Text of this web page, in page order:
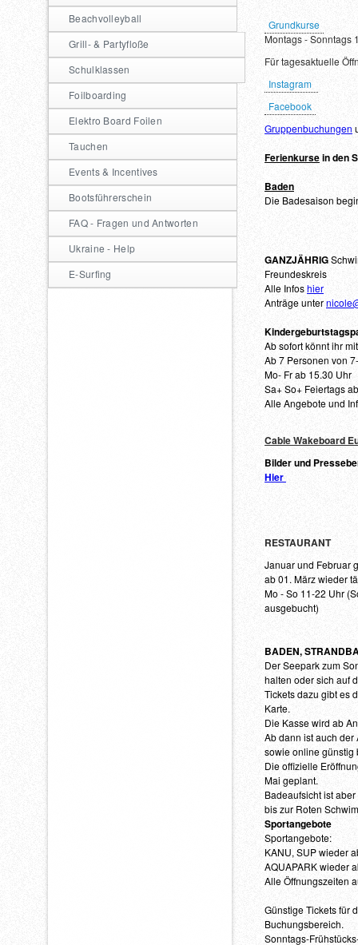
Beachvolleyball
Grill- & Partyfloße
Schulklassen
Foilboarding
Elektro Board Foilen
Tauchen
Events & Incentives
Bootsführerschein
FAQ - Fragen und Antworten
Ukraine - Help
E-Surfing
Grundkurse
Montags - Sonntags
Für tagesaktuelle
Instagram
Facebook
Gruppenbuchungen
Ferienkursein den
Baden
Die Badesaison
GANZJÄHRIG
Freundeskreis
Alle Infoshier
Anträge unter
Ab sofort könnt ihr
Ab 7 Personen von
Mo- Fr ab 15.30 Uhr
Sa+ So+ Feiertags
Alle Angebote und
Cable Wakeboard
Bilder und
Hier
RESTAURANT
Januar und Februar
ab 01. März wieder
Mo - So 11-22 Uhr
ausgebucht)
BADEN,
Der Seepark zum
halten oder sich auf
Tickets dazu gibt es
Karte.
Die Kasse wird ab
Ab dann ist auch
sowie online günstig
Die offizielle
Mai geplant.
Badeaufsicht ist
bis zur Roten
Sportangebote
Sportangebote:
KANU, SUP wieder
AQUAPARK wieder
Alle Öffnungszeiten
Günstige Tickets für
Buchungsbereich.
Sonntags-